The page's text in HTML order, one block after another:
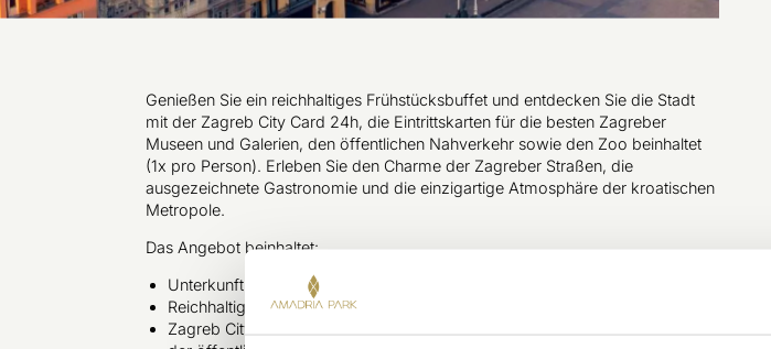
Genießen Sie ein reichhaltiges Frühstücksbuffet und entdecken Sie die Stadt
mit der Zagreb City Card 24h, die Eintrittskarten für die besten Zagreber
Museen und Galerien, den öffentlichen Nahverkehr sowie den Zoo beinhaltet
(1x pro Person). Erleben Sie den Charme der Zagreber Straßen, die
ausgezeichnete Gastronomie und die einzigartige Atmosphäre der kroatischen
Metropole.
Das Angebot beinhaltet:
Unterkunft in der gewählten Zimmerkategorie
Reichhaltiges Frühstücksbuffet an jedem Tag Ihres Aufenthalts
Zagreb City Card (24 Stunden) pro Person, inklusive kostenloser Nutzung